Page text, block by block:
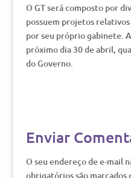
O GT será composto por
possuem projetos
por seu próprio gabinete.
próximo dia 30 de abril,
do Governo.
Enviar
O seu endereço de e-mail
obrigatórios são marcados